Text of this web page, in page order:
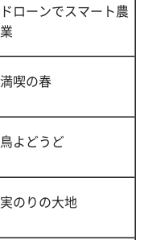
ドローンでスマート農
業
満喫の春
鳥よどうど
実のりの大地